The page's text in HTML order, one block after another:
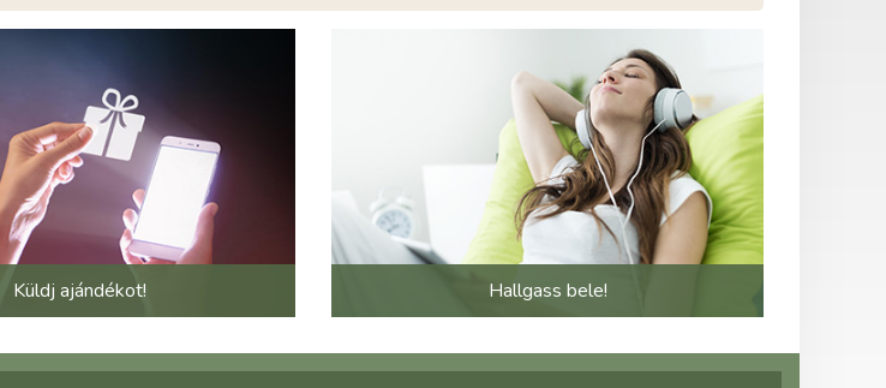
Küldj ajándékot! Hallgass bele!